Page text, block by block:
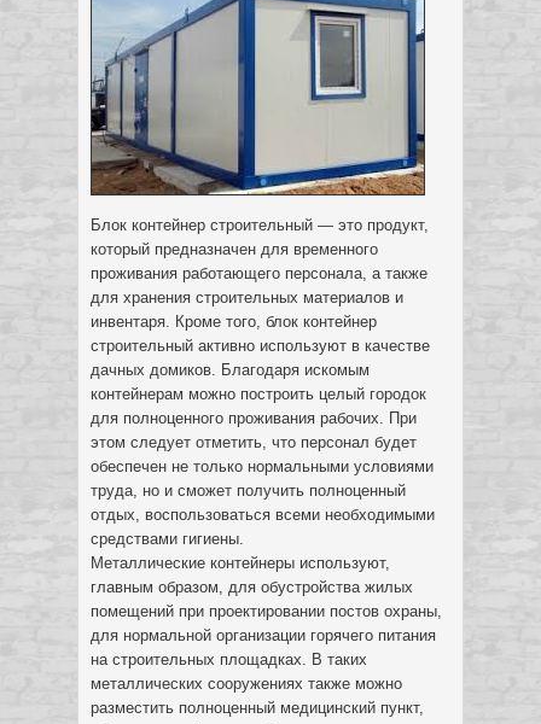
Блок контейнер строительный — это продукт,
который предназначен для временного
проживания работающего персонала, а также
для хранения строительных материалов и
инвентаря. Кроме того, блок контейнер
строительный активно используют в качестве
дачных домиков. Благодаря искомым
контейнерам можно построить целый городок
для полноценного проживания рабочих. При
этом следует отметить, что персонал будет
обеспечен не только нормальными условиями
труда, но и сможет получить полноценный
отдых, воспользоваться всеми необходимыми
средствами гигиены.
Металлические контейнеры используют,
главным образом, для обустройства жилых
помещений при проектировании постов охраны,
для нормальной организации горячего питания
на строительных площадках. В таких
металлических сооружениях также можно
разместить полноценный медицинский пункт,